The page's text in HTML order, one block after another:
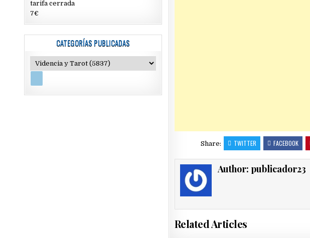
Share: TWITTER FACEBOOK
Author: publicador23
Related Articles
tarifa cerrada
7€
CATEGORÍAS PUBLICADAS